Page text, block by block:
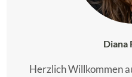
Diana
Herzlich Willkommen